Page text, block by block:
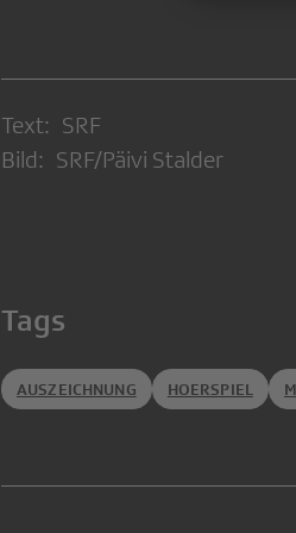
Text: SRF
Bild: SRF/Päivi Stalder
Tags
AUSZEICHNUNG HOERSPIEL